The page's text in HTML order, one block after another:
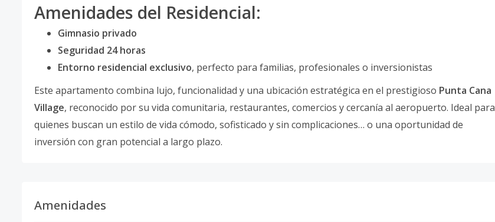
Amenidades del Residencial:
Gimnasio privado
Seguridad 24 horas
Entorno residencial exclusivo, perfecto para familias, profesionales o inversionistas
Este apartamento combina lujo, funcionalidad y una ubicación estratégica en el prestigioso Punta Cana
Village, reconocido por su vida comunitaria, restaurantes, comercios y cercanía al aeropuerto. Ideal para
quienes buscan un estilo de vida cómodo, sofisticado y sin complicaciones… o una oportunidad de
inversión con gran potencial a largo plazo.
Amenidades